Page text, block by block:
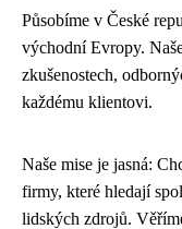
Působíme v České
východní Evropy.
zkušenostech,
každému klientovi.
Naše mise je jasná:
firmy, které hledají
lidských zdrojů.